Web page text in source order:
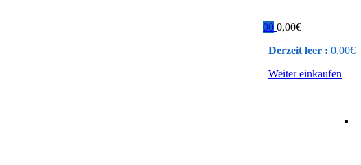
0 0,00€
Derzeit leer : 0,00€
Weiter einkaufen
0